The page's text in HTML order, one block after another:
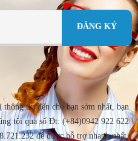
tin đến cho bạn sớm nhất, bạn
tôi qua số Đt: (+84)0942 922 622
để được hỗ trợ nhanh nhất.